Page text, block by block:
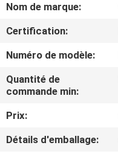
SUJET
DE
NOUS
VISITE
D'USINE
Nom de marque:
Certification:
Numéro de modèle:
Quantité de
commande min:
Prix:
Détails d'emballage: